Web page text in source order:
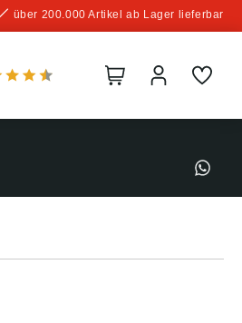
über 200.000 Artikel ab Lager lieferbar